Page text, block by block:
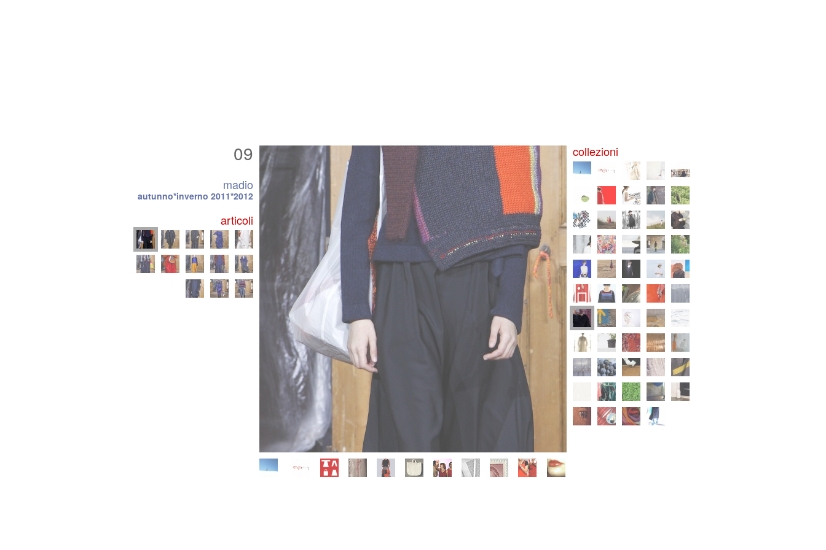
09
madio
autunno*inverno 2011*2012
articoli
collezioni